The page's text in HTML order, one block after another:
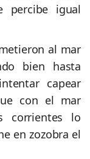
percibe igual
al mar
bien hasta
capear
con el mar
corrientes lo
en zozobra el